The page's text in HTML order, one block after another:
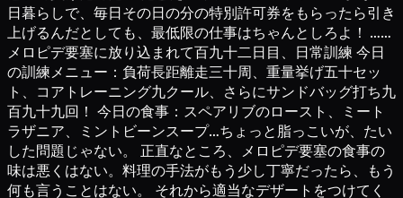
日暮らしで、毎日その日の分の特別許可券をもらったら引き
上げるんだとしても、最低限の仕事はちゃんとしろよ！ ……
メロピデ要塞に放り込まれて百九十二日目、日常訓練 今日
の訓練メニュー：負荷長距離走三十周、重量挙げ五十セッ
ト、コアトレーニング九クール、さらにサンドバッグ打ち九
百九十九回！ 今日の食事：スペアリブのロースト、ミート
ラザニア、ミントビーンスープ…ちょっと脂っこいが、たい
した問題じゃない。 正直なところ、メロピデ要塞の食事の
味は悪くはない。料理の手法がもう少し丁寧だったら、もう
何も言うことはない。 それから適当なデザートをつけてく